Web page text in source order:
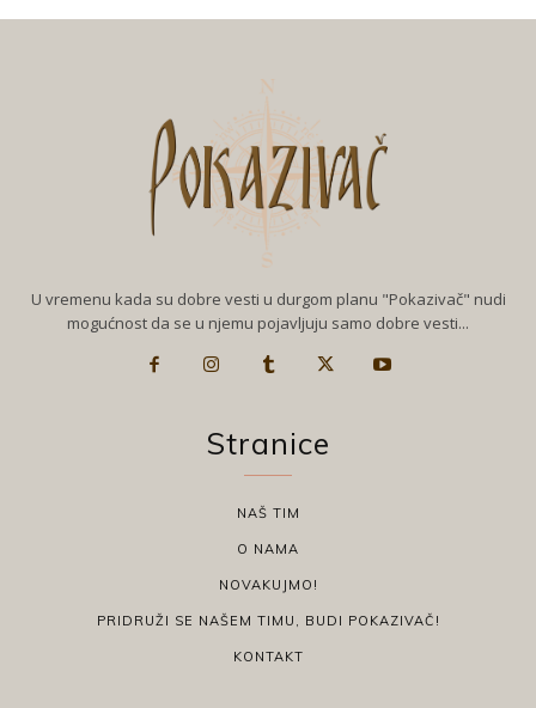
U vremenu kada su dobre vesti u durgom planu "Pokazivač" nudi
mogućnost da se u njemu pojavljuju samo dobre vesti...
Stranice
NAŠ TIM
O NAMA
NOVAKUJMO!
PRIDRUŽI SE NAŠEM TIMU, BUDI POKAZIVAČ!
KONTAKT